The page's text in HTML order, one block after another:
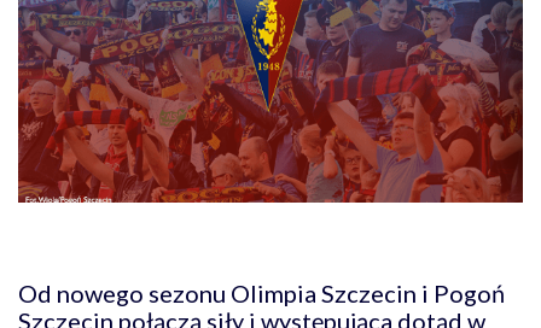
Od nowego sezonu Olimpia Szczecin i Pogoń
Szczecin połączą siły i występująca dotąd w